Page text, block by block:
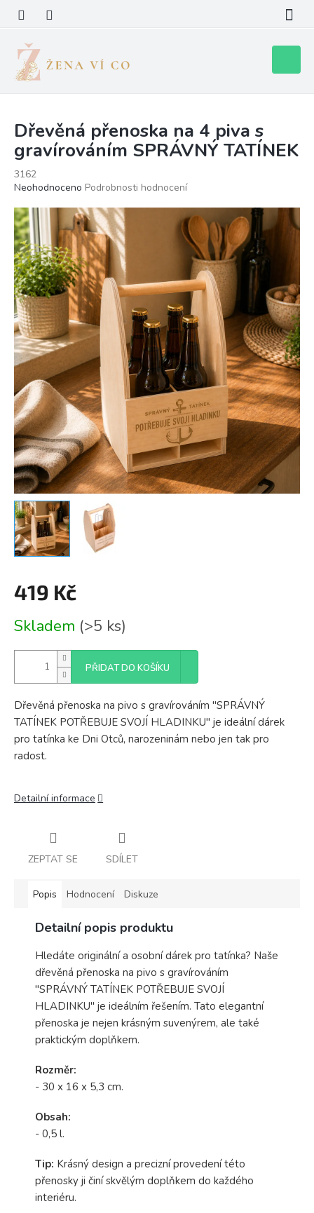
obsah
košík
Dřevěná přenoska na 4 piva s
gravírováním SPRÁVNÝ TATÍNEK
3162
Průměrné
produktu
je
0,0
z
5
hvězdiček.
Neohodnoceno Podrobnosti hodnocení
419 Kč
cena:
Skladem (>5 ks)
PŘIDAT DO KOŠÍKU
Dřevěná přenoska na pivo s gravírováním "SPRÁVNÝ
TATÍNEK POTŘEBUJE SVOJÍ HLADINKU" je ideální dárek
pro tatínka ke Dni Otců, narozeninám nebo jen tak pro
radost.
Detailní informace
ZEPTAT SE SDÍLET
Popis Hodnocení Diskuze
Detailní popis produktu
Hledáte originální a osobní dárek pro tatínka? Naše
dřevěná přenoska na pivo s gravírováním
"SPRÁVNÝ TATÍNEK POTŘEBUJE SVOJÍ
HLADINKU" je ideálním řešením. Tato elegantní
přenoska je nejen krásným suvenýrem, ale také
praktickým doplňkem.
Rozměr:
- 30 x 16 x 5,3 cm.
Obsah:
- 0,5 l.
Tip: Krásný design a precizní provedení této
přenosky ji činí skvělým doplňkem do každého
interiéru.